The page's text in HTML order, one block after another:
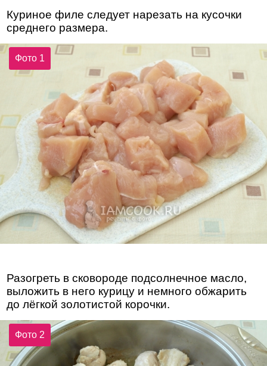
Куриное филе следует нарезать на кусочки
среднего размера.
Фото 1
Разогреть в сковороде подсолнечное масло,
выложить в него курицу и немного обжарить
до лёгкой золотистой корочки.
Фото 2